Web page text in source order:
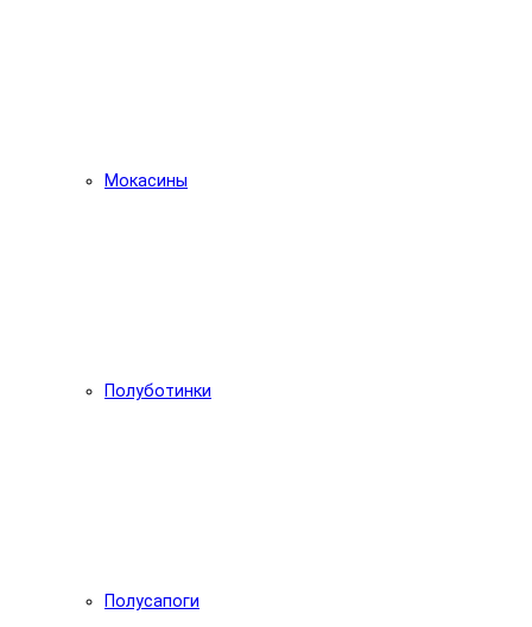
Мокасины
Полуботинки
Полусапоги